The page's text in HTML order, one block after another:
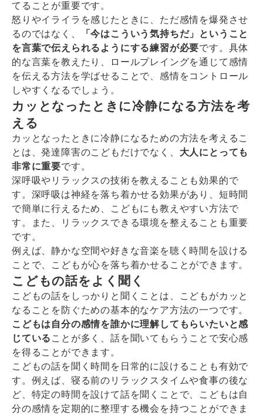
てることが重要です。
怒りやイライラを感じたときに、ただ感情を爆発させ
るのではなく、
「今はこういう気持ちだ」ということ
を言葉で伝えられるようにする練習が必要です。具体
的な言葉を教えたり、ロールプレイングを通じて感情
を伝える方法を学ばせることで、感情をコントロール
しやすくなるでしょう。
カッとなったときに冷静になる方法を考
える
カッとなったときに冷静になるための方法を考えるこ
とは、発達障害のこどもだけでなく、 大人にとっても
非常に重要です。
深呼吸やリラックスの技術を教えることも効果的で
す。深呼吸は神経を落ち着かせる効果があり、短時間
で簡単に行えるため、こどもにも教えやすい方法で
す。また、リラックスできる環境を整えることも重要
です。
例えば、静かな空間や好きな音楽を聴く時間を設ける
ことで、こどもが心を落ち着かせることができます。
こどもの話をよく聞く
こどもの話をしっかりと聞くことは、こどもがカッと
なることを防ぐための基本的なケア方法の一つです。
こどもは自分の感情を誰かに理解してもらいたいと感
じている ことが多く、話を聞いてもらうことで安心感
を得ることができます。
こどもの話を聞く時間を日常的に設けることも有効で
す。例えば、寝る前のリラックスタイムや食事の後な
ど、特定の時間を設けて話を聞くことで、こどもは自
分の感情を定期的に整理する機会を持つことができま